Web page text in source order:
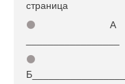
страница
⚫
А
⚫
Б_________________